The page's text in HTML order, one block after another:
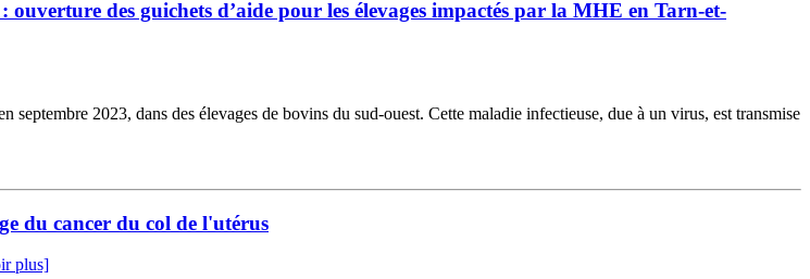
des guichets d’aide pour les élevages impactés par la MHE en Tarn-et-
2023, dans des élevages de bovins du sud-ouest. Cette maladie infectieuse, due à un virus, est transmise
du cancer du col de l'utérus
plus]